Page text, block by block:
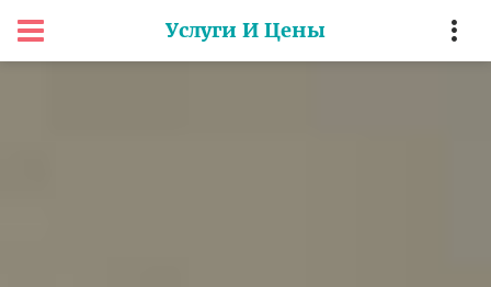
Услуги И Цены